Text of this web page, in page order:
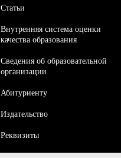
Статьи
Внутренняя система оценки
качества образования
Сведения об образовательной
организации
Абитуриенту
Издательство
Реквизиты